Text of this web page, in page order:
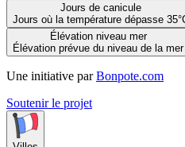
Jours de canicule
Jours où la température dépasse
Élévation niveau mer
Élévation prévue du niveau de la mer
Une initiative par Bonpote.com
Soutenir le projet